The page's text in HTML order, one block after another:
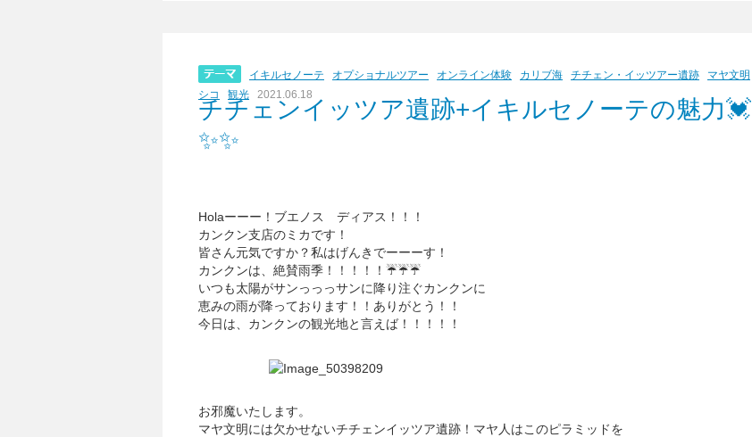
イキルセノーテ オプショナルツアー オンライン体験 カリブ海 チチェン・イッツアー遺跡 マヤ文明
シコ
観光 2021.06.18
チチェンイッツア遺跡+イキルセノーテの魅力💓
✨✨
Holaーーー！ブエノス ディアス！！！
カンクン支店のミカです！
皆さん元気ですか？私はげんきでーーーす！
カンクンは、絶賛雨季！！！！！☔☔☔
いつも太陽がサンっっっサンに降り注ぐカンクンに
恵みの雨が降っております！！ありがとう！！
今日は、カンクンの観光地と言えば！！！！！
お邪魔いたします。
マヤ文明には欠かせないチチェンイッツア遺跡！マヤ人はこのピラミッドを